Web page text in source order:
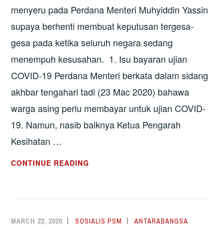
menyeru pada Perdana Menteri Muhyiddin Yassin
supaya berhenti membuat keputusan tergesa-
gesa pada ketika seluruh negara sedang
menempuh kesusahan. 1. Isu bayaran ujian
COVID-19 Perdana Menteri berkata dalam sidang
akhbar tengahari tadi (23 Mac 2020) bahawa
warga asing perlu membayar untuk ujian COVID-
19. Namun, nasib baiknya Ketua Pengarah
Kesihatan …
CONTINUE READING
JANGAN
MARCH 22, 2020 SOSIALIS PSM ANTARABANGSA,